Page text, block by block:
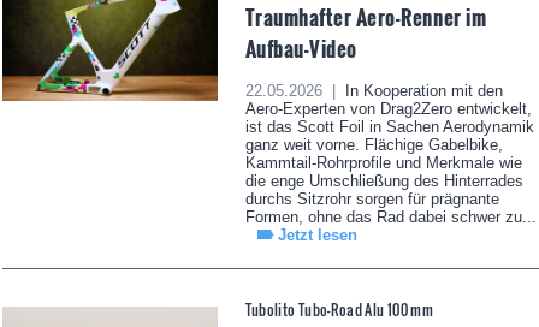
Traumhafter Aero-Renner im
Aufbau-Video
22.05.2026 |
In Kooperation mit den
Aero-Experten von Drag2Zero entwickelt,
ist das Scott Foil in Sachen Aerodynamik
ganz weit vorne. Flächige Gabelbike,
Kammtail-Rohrprofile und Merkmale wie
die enge Umschließung des Hinterrades
durchs Sitzrohr sorgen für prägnante
Formen, ohne das Rad dabei schwer zu...
Jetzt lesen
Tubolito Tubo-Road Alu 100 mm